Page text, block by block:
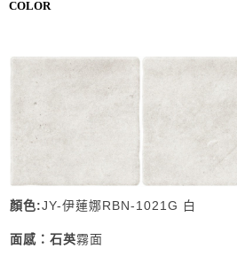
COLOR
顏色:JY-伊蓮娜RBN-1021G 白
面感：石英霧面